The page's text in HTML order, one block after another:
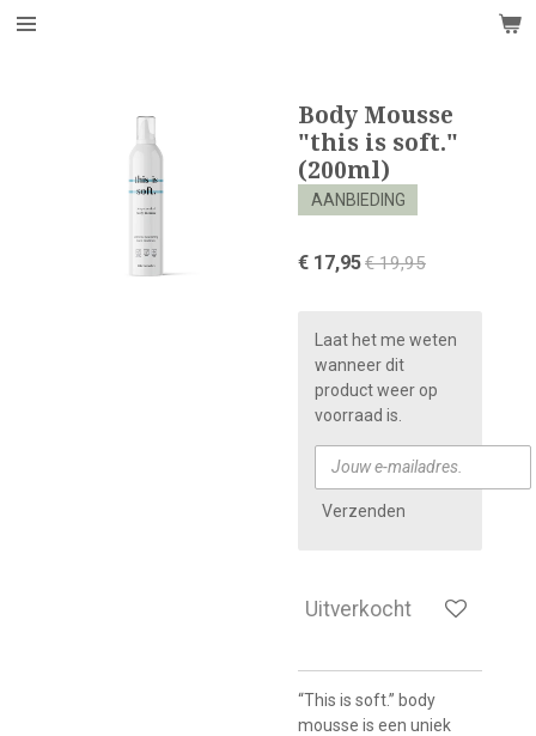
Ga
Body Mousse
"this is soft."
(200ml)
AANBIEDING
€ 17,95€ 19,95
Laat het me weten
wanneer dit
product weer op
voorraad is.
Verzenden
Uitverkocht
“This is soft.” body
mousse is een uniek